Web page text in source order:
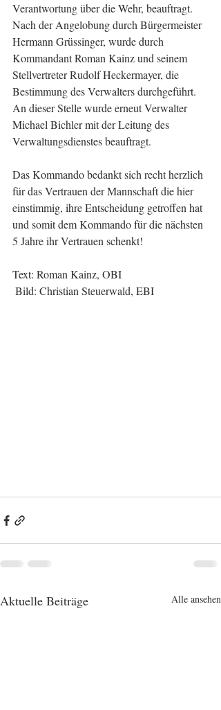
Verantwortung über die Wehr, beauftragt.
Nach der Angelobung durch Bürgermeister
Hermann Grüssinger, wurde durch
Kommandant Roman Kainz und seinem
Stellvertreter Rudolf Heckermayer, die
Bestimmung des Verwalters durchgeführt.
An dieser Stelle wurde erneut Verwalter
Michael Bichler mit der Leitung des
Verwaltungsdienstes beauftragt.
Das Kommando bedankt sich recht herzlich
für das Vertrauen der Mannschaft die hier
einstimmig, ihre Entscheidung getroffen hat
und somit dem Kommando für die nächsten
5 Jahre ihr Vertrauen schenkt!
Text: Roman Kainz, OBI
Bild: Christian Steuerwald, EBI
Aktuelle Beiträge Alle ansehen